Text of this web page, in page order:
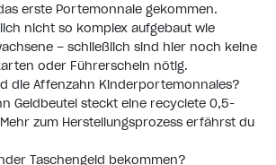
erste Portemonnaie gekommen.
nicht so komplex aufgebaut wie
– schließlich sind hier noch keine
oder Führerschein nötig.
die Affenzahn Kinderportemonnaies?
Geldbeutel steckt eine recyclete 0,5-
zum Herstellungsprozess erfährst du
Taschengeld bekommen?